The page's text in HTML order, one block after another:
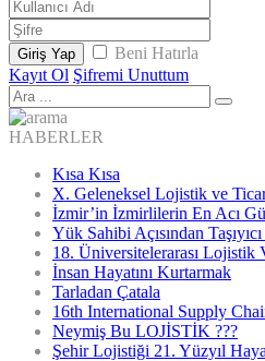
Giriş Yap
Beni Hatırla
Kayıt Ol Şifremi Unuttum
HABERLER
Kısa Kısa
X. Geleneksel Lojistik ve
İzmir’in İzmirlilerin En Acı
Yük Sahibi Açısından
18. Üniversitelerarası Lojistik
İnsan Hayatını Kurtarmak
Tarladan Çatala
16th International Supply
Neymiş Bu LOJİSTİK ???
Şehir Lojistiği 21. Yüzyıl